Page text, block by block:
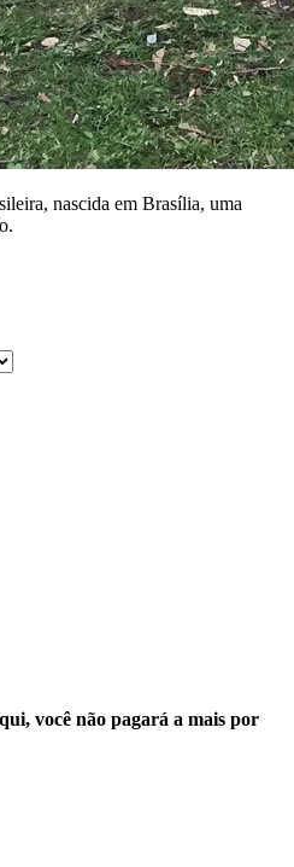
nascida em Brasília, uma
você não pagará a mais por